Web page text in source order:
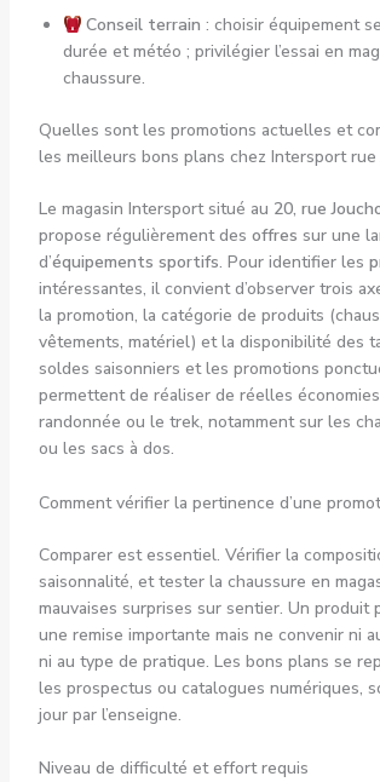
Conseil terrain : choisir équipement
durée et météo ; privilégier l’essai en
chaussure.
Quelles sont les promotions actuelles et
les meilleurs bons plans chez Intersport rue
Le magasin Intersport situé au 20, rue
propose régulièrement des offres sur une
d’équipements sportifs. Pour identifier les
intéressantes, il convient d’observer trois
la promotion, la catégorie de produits
vêtements, matériel) et la disponibilité des
soldes saisonniers et les promotions
permettent de réaliser de réelles
randonnée ou le trek, notamment sur les
ou les sacs à dos.
Comment vérifier la pertinence d’une
Comparer est essentiel. Vérifier la
saisonnalité, et tester la chaussure en
mauvaises surprises sur sentier. Un produit
une remise importante mais ne convenir ni
ni au type de pratique. Les bons plans se
les prospectus ou catalogues numériques,
jour par l’enseigne.
Niveau de difficulté et effort requis